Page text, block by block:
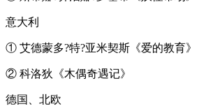
意大利
① 艾德蒙多?特?亚米契斯《爱的教育》
② 科洛狄《木偶奇遇记》
德国、北欧